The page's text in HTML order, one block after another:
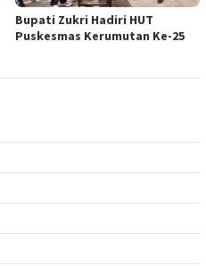
Bupati Zukri Hadiri HUT
Puskesmas Kerumutan Ke-25